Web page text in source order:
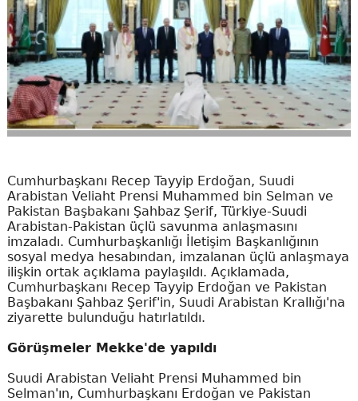
Cumhurbaşkanı Recep Tayyip Erdoğan, Suudi
Arabistan Veliaht Prensi Muhammed bin Selman ve
Pakistan Başbakanı Şahbaz Şerif, Türkiye-Suudi
Arabistan-Pakistan üçlü savunma anlaşmasını
imzaladı. Cumhurbaşkanlığı İletişim Başkanlığının
sosyal medya hesabından, imzalanan üçlü anlaşmaya
ilişkin ortak açıklama paylaşıldı. Açıklamada,
Cumhurbaşkanı Recep Tayyip Erdoğan ve Pakistan
Başbakanı Şahbaz Şerif'in, Suudi Arabistan Krallığı'na
ziyarette bulunduğu hatırlatıldı.
Görüşmeler Mekke'de yapıldı
Suudi Arabistan Veliaht Prensi Muhammed bin
Selman'ın, Cumhurbaşkanı Erdoğan ve Pakistan